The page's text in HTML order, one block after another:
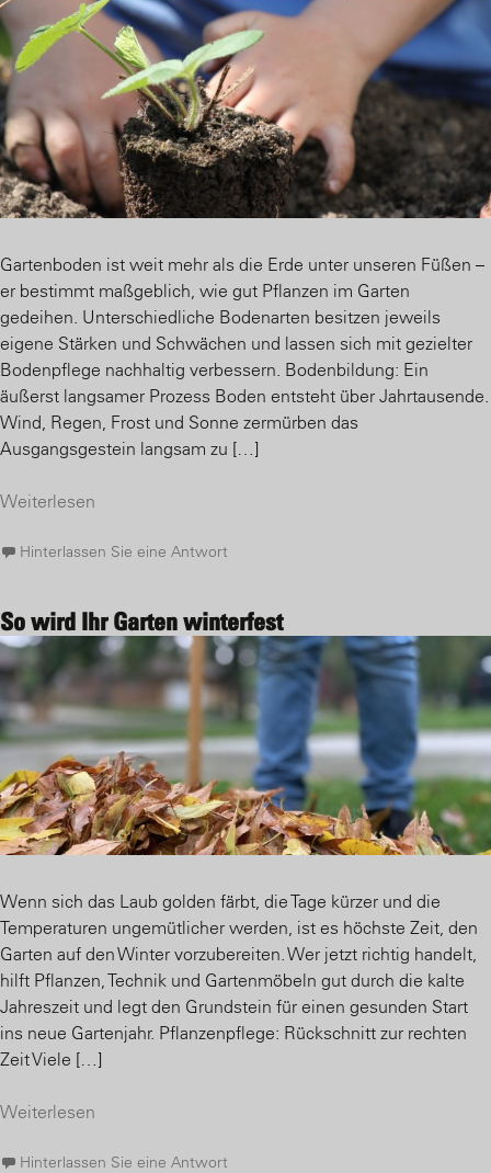
Gartenboden ist weit mehr als die Erde unter unseren Füßen –
er bestimmt maßgeblich, wie gut Pflanzen im Garten
gedeihen. Unterschiedliche Bodenarten besitzen jeweils
eigene Stärken und Schwächen und lassen sich mit gezielter
Bodenpflege nachhaltig verbessern. Bodenbildung: Ein
äußerst langsamer Prozess Boden entsteht über Jahrtausende.
Wind, Regen, Frost und Sonne zermürben das
Ausgangsgestein langsam zu […]
Weiterlesen
Hinterlassen Sie eine Antwort
So wird Ihr Garten winterfest
Wenn sich das Laub golden färbt, die Tage kürzer und die
Temperaturen ungemütlicher werden, ist es höchste Zeit, den
Garten auf den Winter vorzubereiten. Wer jetzt richtig handelt,
hilft Pflanzen, Technik und Gartenmöbeln gut durch die kalte
Jahreszeit und legt den Grundstein für einen gesunden Start
ins neue Gartenjahr. Pflanzenpflege: Rückschnitt zur rechten
Zeit Viele […]
Weiterlesen
Hinterlassen Sie eine Antwort